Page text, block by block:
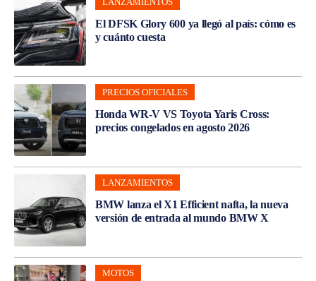
El DFSK Glory 600 ya llegó al país: cómo es
y cuánto cuesta
PRECIOS OFICIALES
Honda WR-V VS Toyota Yaris Cross:
precios congelados en agosto 2026
LANZAMIENTOS
BMW lanza el X1 Efficient nafta, la nueva
versión de entrada al mundo BMW X
MOTOS